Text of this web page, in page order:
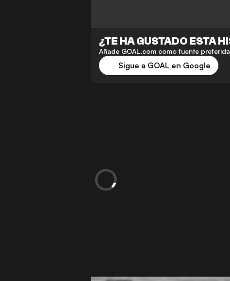
¿TE HA GUSTADO ESTA
Añade GOAL.com como fuente
Sigue a GOAL en Google